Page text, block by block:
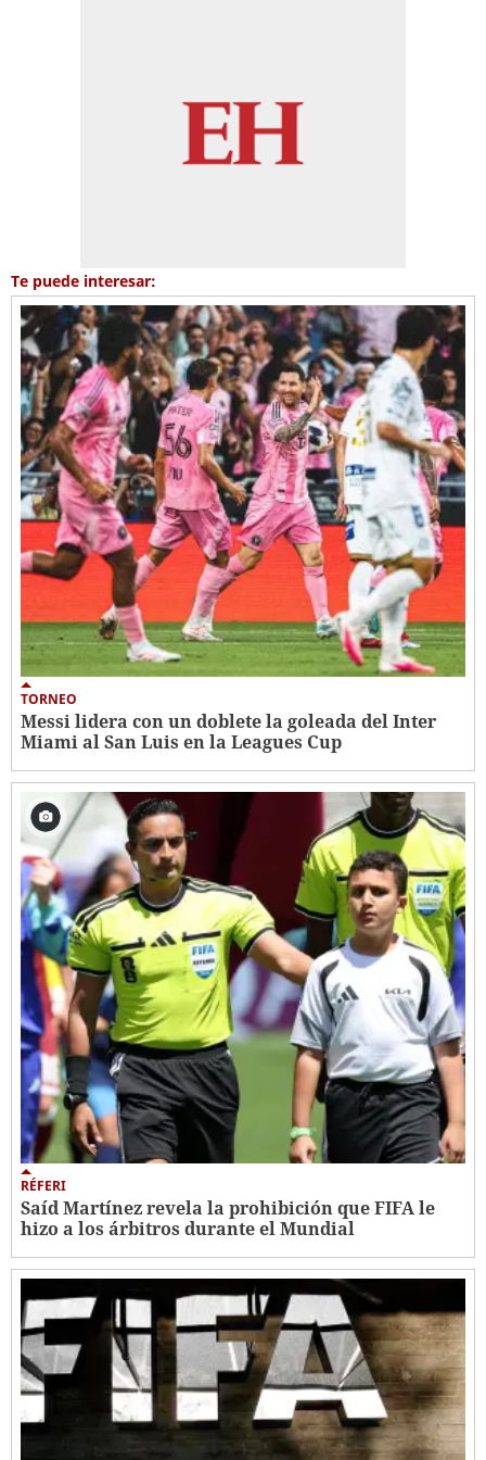
Te puede interesar:
TORNEO
Messi lidera con un doblete la goleada del Inter
Miami al San Luis en la Leagues Cup
RÉFERI
Saíd Martínez revela la prohibición que FIFA le
hizo a los árbitros durante el Mundial